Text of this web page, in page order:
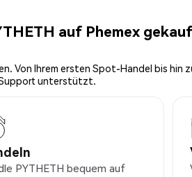
auf Phemex
Von Ihrem ersten Spot-Handel bis
Support unterstützt.
PYTHETH bequem auf